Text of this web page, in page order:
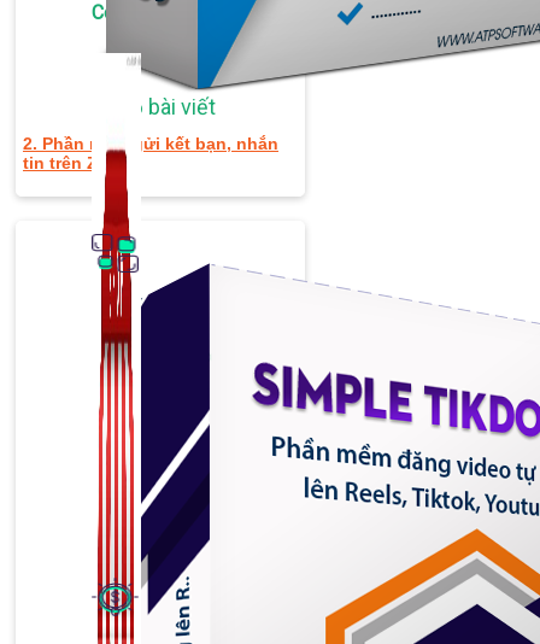
Công Cụ Marketing
1,066 bài viết
Thủ Thuật Facebook
536 bài viết
2. Phần mềm gửi kết bạn, nhắn
tin trên Zalo